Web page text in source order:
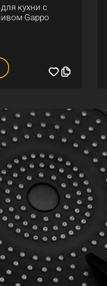
кухни с
Gappo